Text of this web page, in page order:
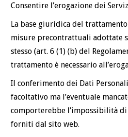
Consentire l’erogazione dei
La base giuridica del trattamento
misure precontrattuali adottate
stesso (art. 6 (1) (b) del
trattamento è necessario
Il conferimento dei Dati
facoltativo ma l’eventuale
comporterebbe l’impossibilità
forniti dal sito web.